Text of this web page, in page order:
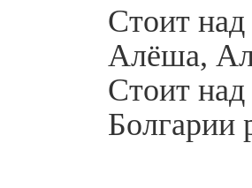
Стоит
Алёша,
Стоит
Болгарии